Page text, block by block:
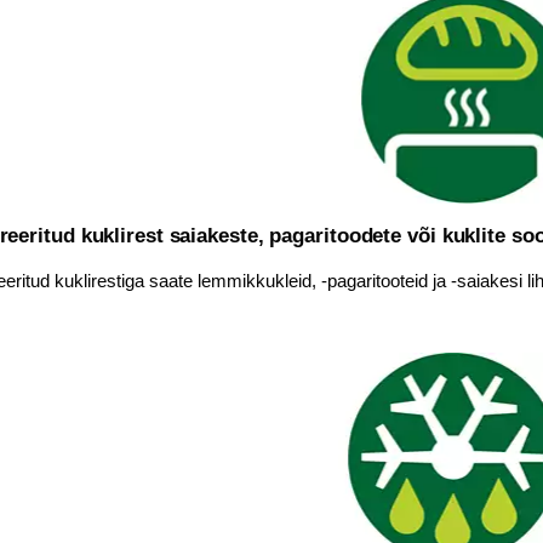
kuklirest saiakeste, pagaritoodete või kuklite
kuklirestiga saate lemmikkukleid, -pagaritooteid ja -saiakesi